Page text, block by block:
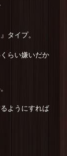
タイプ。
らい嫌いだか
ようにすれば